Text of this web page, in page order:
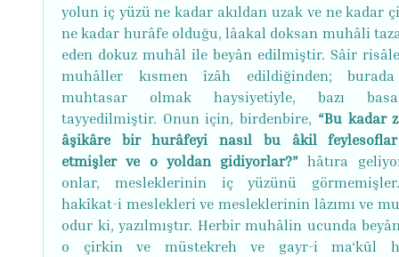
yolun iç yüzü ne kadar akıldan uzak ve ne kadar
ne kadar hurâfe olduğu, lâakal doksan muhâli
eden dokuz muhâl ile beyân edilmiştir. Sâir
muhâller kısmen îzâh edildiğinden;
muhtasar olmak haysiyetiyle, bazı
tayyedilmiştir. Onun için, birdenbire, “Bu kadar
âşikâre bir hurâfeyi nasıl bu âkil
etmişler ve o yoldan gidiyorlar?”hâtıra
onlar, mesleklerinin iç yüzünü
hakîkat-i meslekleri ve mesleklerinin lâzımı ve
odur ki, yazılmıştır. Herbir muhâlin ucunda
o çirkin ve müstekreh ve gayr-i ma‘kūl